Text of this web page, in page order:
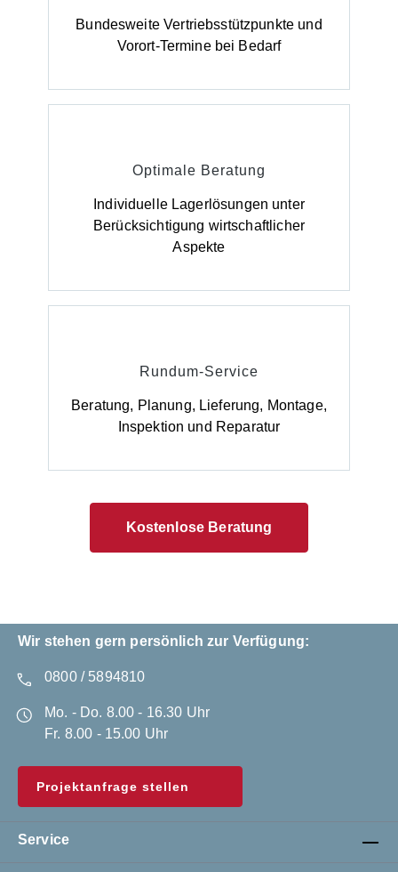
Bundesweite Vertriebsstützpunkte und
Vorort-Termine bei Bedarf
Optimale Beratung
Individuelle Lagerlösungen unter
Berücksichtigung wirtschaftlicher
Aspekte
Rundum-Service
Beratung, Planung, Lieferung, Montage,
Inspektion und Reparatur
Kostenlose Beratung
Wir stehen gern persönlich zur Verfügung:
0800 / 5894810
Mo. - Do. 8.00 - 16.30 Uhr
Fr. 8.00 - 15.00 Uhr
Projektanfrage stellen
Service